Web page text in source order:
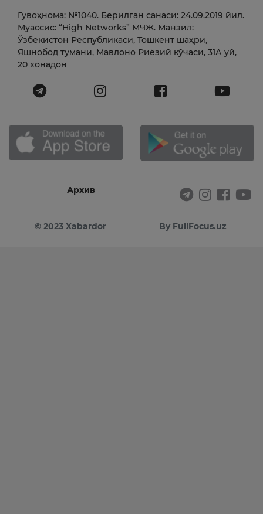
Гувоҳнома: №1040. Берилган санаси: 24.09.2019 йил.
Муассис: “High Networks” МЧЖ. Манзил:
Ўзбекистон Республикаси, Тошкент шаҳри,
Яшнобод тумани, Мавлоно Риёзий кўчаси, 31А уй,
20 хонадон
Архив
© 2023 Xabardor By FullFocus.uz